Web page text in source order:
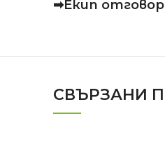
➡Екип
СВЪРЗАНИ